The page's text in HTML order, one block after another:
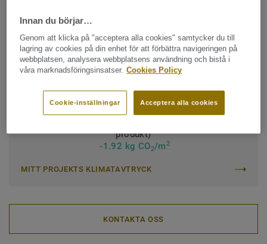
Klassificering för kommersiell miljö:
Klassificering för industrimiljö:43 Hög
Quality & environment certifications:ISO 14001
produkt)
-1.92 kg CO2/m2
MITT PROJEKTS KLIMATAVTRYCK
KONTAKTA OSS
Innan du börjar…
Genom att klicka på "acceptera alla cookies" samtycker du till
lagring av cookies på din enhet för att förbättra navigeringen på
webbplatsen, analysera webbplatsens användning och bistå i
våra marknadsföringsinsatser. Cookies Policy
Acceptera alla cookies
Cookie-inställningar